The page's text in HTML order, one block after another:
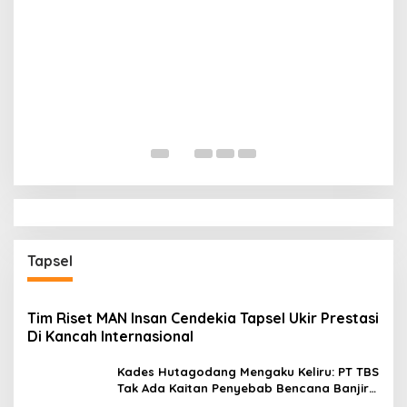
Tapsel
Tim Riset MAN Insan Cendekia Tapsel Ukir Prestasi
Di Kancah Internasional
Kades Hutagodang Mengaku Keliru: PT TBS
Tak Ada Kaitan Penyebab Bencana Banjir